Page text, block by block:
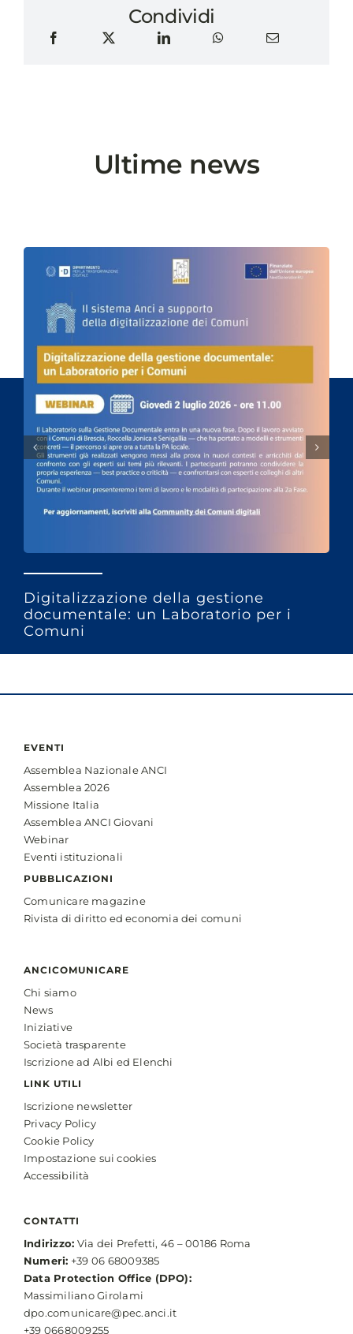
Condividi
Ultime news
Digitalizzazione della gestione
documentale: un Laboratorio per i
Comuni
EVENTI
Assemblea Nazionale ANCI
Assemblea 2026
Missione Italia
Assemblea ANCI Giovani
Webinar
Eventi istituzionali
PUBBLICAZIONI
Comunicare magazine
Rivista di diritto ed economia dei comuni
ANCICOMUNICARE
Chi siamo
News
Iniziative
Società trasparente
Iscrizione ad Albi ed Elenchi
LINK UTILI
Iscrizione newsletter
Privacy Policy
Cookie Policy
Impostazione sui cookies
Accessibilità
CONTATTI
Indirizzo: Via dei Prefetti, 46 – 00186 Roma
Numeri: +39 06 68009385
Data Protection Office (DPO):
Massimiliano Girolami
dpo.comunicare@pec.anci.it
+39 0668009255